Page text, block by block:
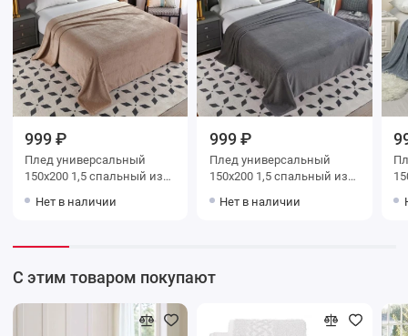
999 ₽
Плед универсальный
150х200 1,5 спальный из
бежевый Однотонное,
Нет в наличии
999 ₽
Плед универсальный
150х200 1,5 спальный из
Однотонное, Соты
Нет в наличии
Плед
С этим товаром покупают